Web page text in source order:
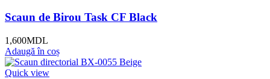
Scaun de Birou Task CF Black
1,600MDL
Adaugă în coș
Quick view